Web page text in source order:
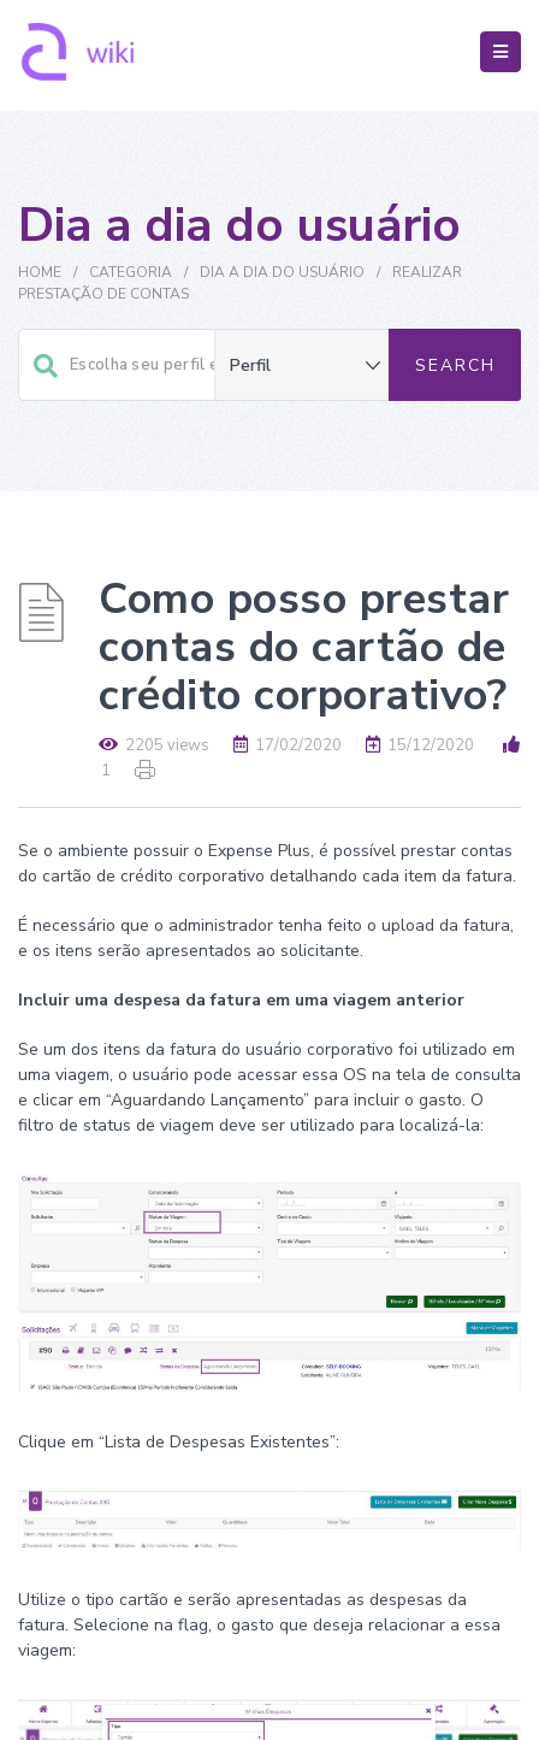
Dia a dia do usuário
HOME / CATEGORIA / DIA A DIA DO USUÁRIO /
REALIZAR
PRESTAÇÃO DE CONTAS
Como posso prestar
contas do cartão de
crédito corporativo?
2205 views 17/02/2020
15/12/2020
1
Se o ambiente possuir o Expense Plus, é possível prestar contas
do cartão de crédito corporativo detalhando cada item da fatura.
É necessário que o administrador tenha feito o upload da fatura,
e os itens serão apresentados ao solicitante.
Incluir uma despesa da fatura em uma viagem anterior
Se um dos itens da fatura do usuário corporativo foi utilizado em
uma viagem, o usuário pode acessar essa OS na tela de consulta
e clicar em “Aguardando Lançamento” para incluir o gasto. O
filtro de status de viagem deve ser utilizado para localizá-la:
Clique em “Lista de Despesas Existentes”:
Utilize o tipo cartão e serão apresentadas as despesas da
fatura. Selecione na flag, o gasto que deseja relacionar a essa
viagem: